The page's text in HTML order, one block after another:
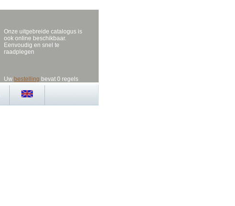
Onze uitgebreide catalogus is
ook online beschikbaar.
Eenvoudig en snel te
raadplegen
Uw bestelling bevat 0 regels